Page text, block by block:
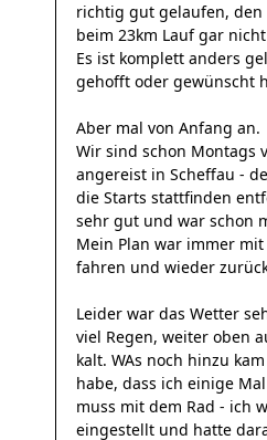
richtig gut gelaufen, den
beim 23km Lauf gar
Es ist komplett anders
gehofft oder gewünscht
Aber mal von Anfang an.
Wir sind schon Montags
angereist in Scheffau -
die Starts stattfinden
sehr gut und war schon
Mein Plan war immer
fahren und wieder
Leider war das Wetter
viel Regen, weiter oben
kalt. WAs noch hinzu
habe, dass ich einige
muss mit dem Rad - ich
eingestellt und hatte